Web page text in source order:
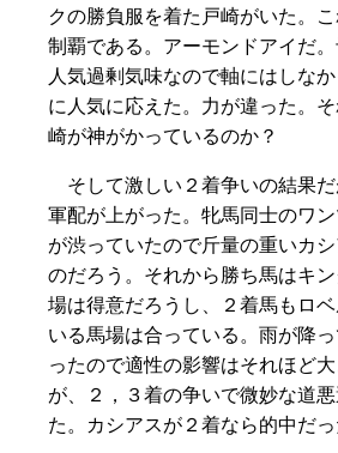
クの勝負服を着た戸崎がいた。
制覇である。アーモンドアイだ
人気過剰気味なので軸にはしな
に人気に応えた。力が違った。
崎が神がかっているのか？
そして激しい２着争いの結果
軍配が上がった。牝馬同士のワ
が渋っていたので斤量の重いカ
のだろう。それから勝ち馬はキ
場は得意だろうし、２着馬もロ
いる馬場は合っている。雨が降
ったので適性の影響はそれほど
が、２，３着の争いで微妙な道
た。カシアスが２着なら的中だ